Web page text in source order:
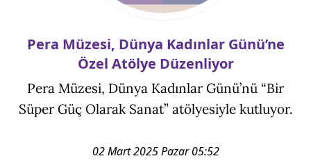
Pera Müzesi, Dünya Kadınlar Günü’ne
Özel Atölye Düzenliyor
Pera Müzesi, Dünya Kadınlar Günü’nü “Bir
Süper Güç Olarak Sanat” atölyesiyle kutluyor.
02 Mart 2025 Pazar 05:52